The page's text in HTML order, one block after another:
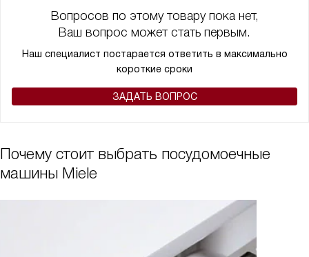
Вопросов по этому товару пока нет,
Ваш вопрос может стать первым.
Наш специалист постарается ответить в максимально
короткие сроки
ЗАДАТЬ ВОПРОС
Почему стоит выбрать посудомоечные
машины Miele